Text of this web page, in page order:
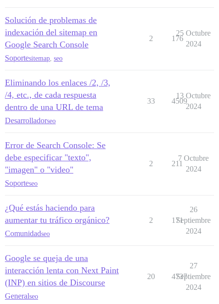
Solución de problemas de
indexación del sitemap en
Google Search Console
Soportesitemap seo
2 176
25 Octubre
2024
Eliminando los enlaces /2, /3,
/4, etc., de cada respuesta
dentro de una URL de tema
Desarrolladorseo
33 4509
13 Octubre
2024
Error de Search Console: Se
debe especificar "texto",
"imagen" o "video"
Soporteseo
2 211
7 Octubre
2024
¿Qué estás haciendo para
aumentar tu tráfico orgánico?
Comunidadseo
2 171
26
Septiembre
2024
Google se queja de una
interacción lenta con Next Paint
(INP) en sitios de Discourse
Generalseo
20 4737
27
Septiembre
2024